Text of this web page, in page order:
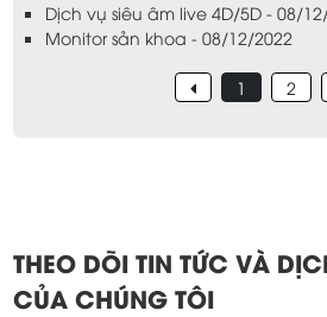
Dịch vụ siêu âm live 4D/5D - 08/
Monitor sản khoa - 08/12/2022
1 2
THEO DÕI TIN TỨC VÀ
CỦA CHÚNG TÔI